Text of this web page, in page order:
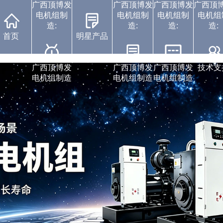
首页
广西顶博发
电机组制
造:
广西顶博发
电机组制造
明星产品
静音发电机组
广西顶博发电机组制
造:潍柴发电机组
珀金斯发电机组
广西顶博发电机组制
造:沃尔沃发电机组
康明斯广西顶博发电
机组制造
广西顶博发电机组制
造:上柴发电机组
广西顶博发电机组制
造:玉柴发电机组
广西顶博发
电机组制
造:
广西顶博发
电机组制造
广西顶博发
电机组制
造:
广西顶博发
电机组制造
视频展示
企业动态
中标通知书
广西顶
电机
造:
技术